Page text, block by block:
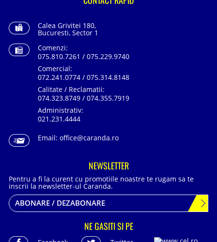
Calea Grivitei 180,
Bucuresti, Sector 1
Comenzi:
075.810.7261 / 075.229.9740
Comercial:
072.241.0774 / 075.314.8148
Calitate / Reclamatii:
074.323.8749 / 074.355.7919
Administrativ:
021.231.4444
Email: office@caranda.ro
NEWSLETTER
Pentru a fi la curent cu promotiile noastre te rugam sa te
inscrii la newsletter-ul Caranda.
ABONARE / DEZABONARE
NE GASITI SI PE